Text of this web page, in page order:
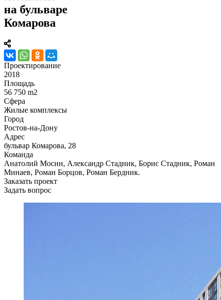
на бульваре
Комарова
Проектирование
2018
Площадь
56 750 m2
Сфера
Жилые комплексы
Город
Ростов-на-Дону
Адрес
бульвар Комарова, 28
Команда
Анатолий Мосин, Александр Стадник, Борис Стадник, Роман
Минаев, Роман Борцов, Роман Бердник.
Заказать проект
Задать вопрос